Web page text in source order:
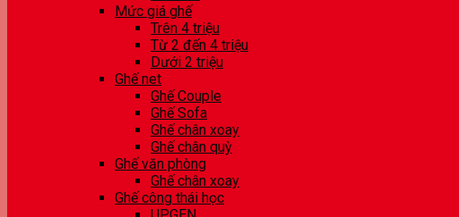
Mức giá ghế
Trên 4 triệu
Từ 2 đến 4 triệu
Dưới 2 triệu
Ghế net
Ghế Couple
Ghế Sofa
Ghế chân xoay
Ghế chân quỳ
Ghế văn phòng
Ghế chân xoay
Ghế công thái học